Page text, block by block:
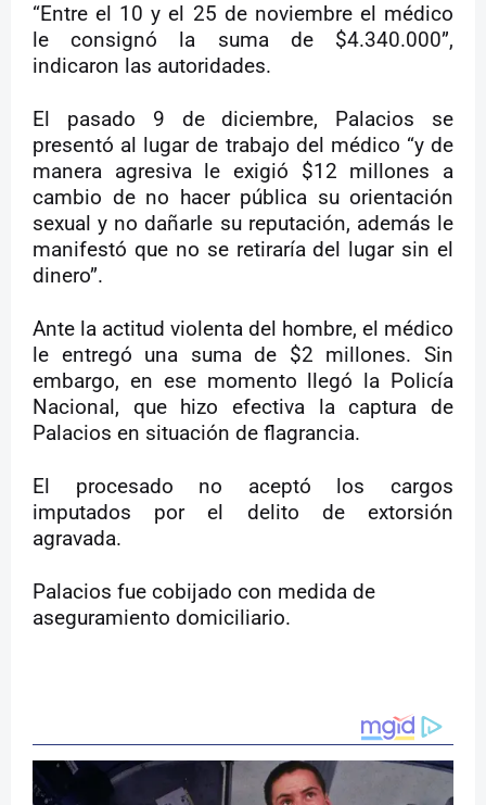
“Entre el 10 y el 25 de noviembre el médico
le consignó la suma de $4.340.000”,
indicaron las autoridades.
El pasado 9 de diciembre, Palacios se
presentó al lugar de trabajo del médico “y de
manera agresiva le exigió $12 millones a
cambio de no hacer pública su orientación
sexual y no dañarle su reputación, además le
manifestó que no se retiraría del lugar sin el
dinero”.
Ante la actitud violenta del hombre, el médico
le entregó una suma de $2 millones. Sin
embargo, en ese momento llegó la Policía
Nacional, que hizo efectiva la captura de
Palacios en situación de flagrancia.
El procesado no aceptó los cargos
imputados por el delito de extorsión
agravada.
Palacios fue cobijado con medida de
aseguramiento domiciliario.